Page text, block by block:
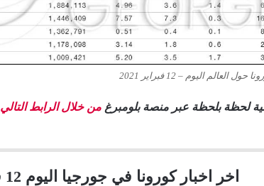
اليوم – 12 فبراير 2021
لحظة بلحظة عبر منصة بلومبرغ من خلال الرابط التالي
اخر اخبار كورونا في جورجيا اليوم 12 فبراير